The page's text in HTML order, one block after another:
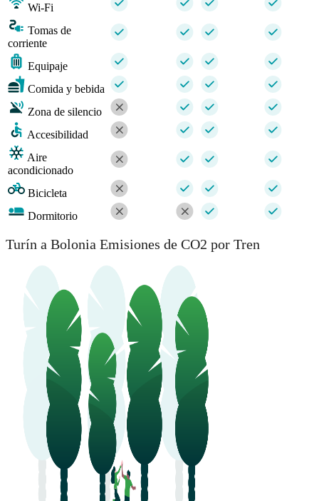
Wi-Fi
Tomas de
corriente
Equipaje
Comida y bebida
Zona de silencio
Accesibilidad
Aire
acondicionado
Bicicleta
Dormitorio
Turín a Bolonia Emisiones de CO2 por Tren